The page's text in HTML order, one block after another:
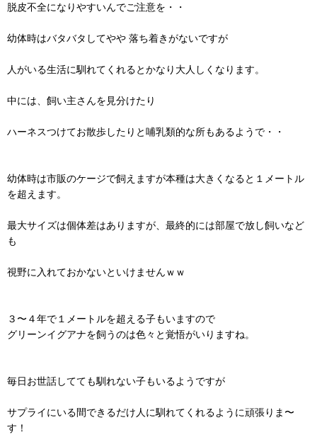
脱皮不全になりやすいんでご注意を・・
幼体時はバタバタしてやや 落ち着きがないですが
人がいる生活に馴れてくれるとかなり大人しくなります。
中には、飼い主さんを見分けたり
ハーネスつけてお散歩したりと哺乳類的な所もあるようで・・
幼体時は市販のケージで飼えますが本種は大きくなると１メートル
を超えます。
最大サイズは個体差はありますが、最終的には部屋で放し飼いなど
も
視野に入れておかないといけませんｗｗ
３〜４年で１メートルを超える子もいますので
グリーンイグアナを飼うのは色々と覚悟がいりますね。
毎日お世話してても馴れない子もいるようですが
サプライにいる間できるだけ人に馴れてくれるように頑張りま〜
す！